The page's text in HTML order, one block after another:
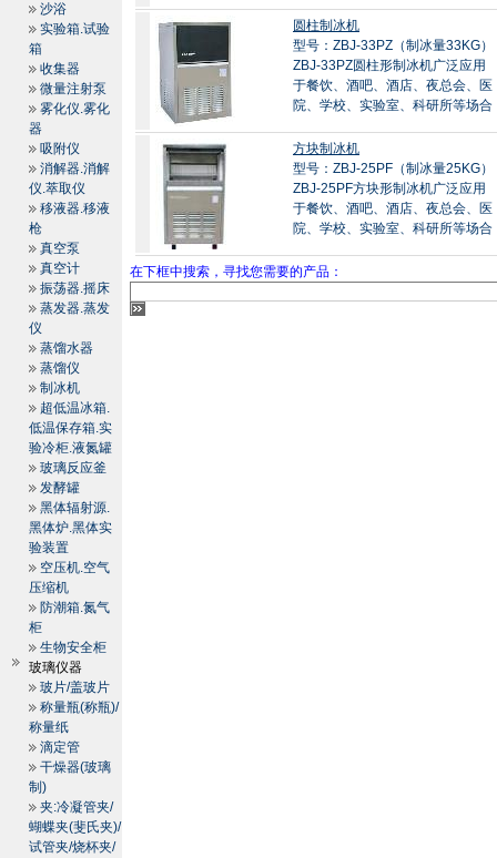
沙浴
实验箱.试验
箱
收集器
微量注射泵
雾化仪.雾化
器
吸附仪
消解器.消解
仪.萃取仪
移液器.移液
枪
真空泵
真空计
振荡器.摇床
蒸发器.蒸发
仪
蒸馏水器
蒸馏仪
制冰机
超低温冰箱.
低温保存箱.实
验冷柜.液氮罐
玻璃反应釜
发酵罐
黑体辐射源.
黑体炉.黑体实
验装置
空压机.空气
压缩机
防潮箱.氮气
柜
生物安全柜
玻璃仪器
玻片/盖玻片
称量瓶(称瓶)/
称量纸
滴定管
干燥器(玻璃
制)
夹:冷凝管夹/
蝴蝶夹(斐氏夹)/
试管夹/烧杯夹/
圆柱制冰机
型号：ZBJ-33PZ（制冰量33KG）
ZBJ-33PZ圆柱形制冰机广泛应用
于餐饮、酒吧、酒店、夜总会、医
院、学校、实验室、科研所等场合
方块制冰机
型号：ZBJ-25PF（制冰量25KG）
ZBJ-25PF方块形制冰机广泛应用
于餐饮、酒吧、酒店、夜总会、医
院、学校、实验室、科研所等场合
在下框中搜索，寻找您需要的产品：